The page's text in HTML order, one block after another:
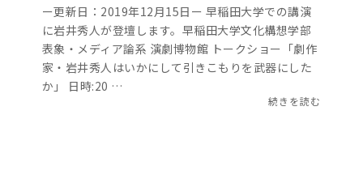
ー更新日：2019年12月15日ー 早稲田大学での講演
に岩井秀人が登壇します。早稲田大学文化構想学部
表象・メディア論系 演劇博物館 トークショー「劇作
家・岩井秀人はいかにして引きこもりを武器にした
か」 日時:20 …
続きを読む